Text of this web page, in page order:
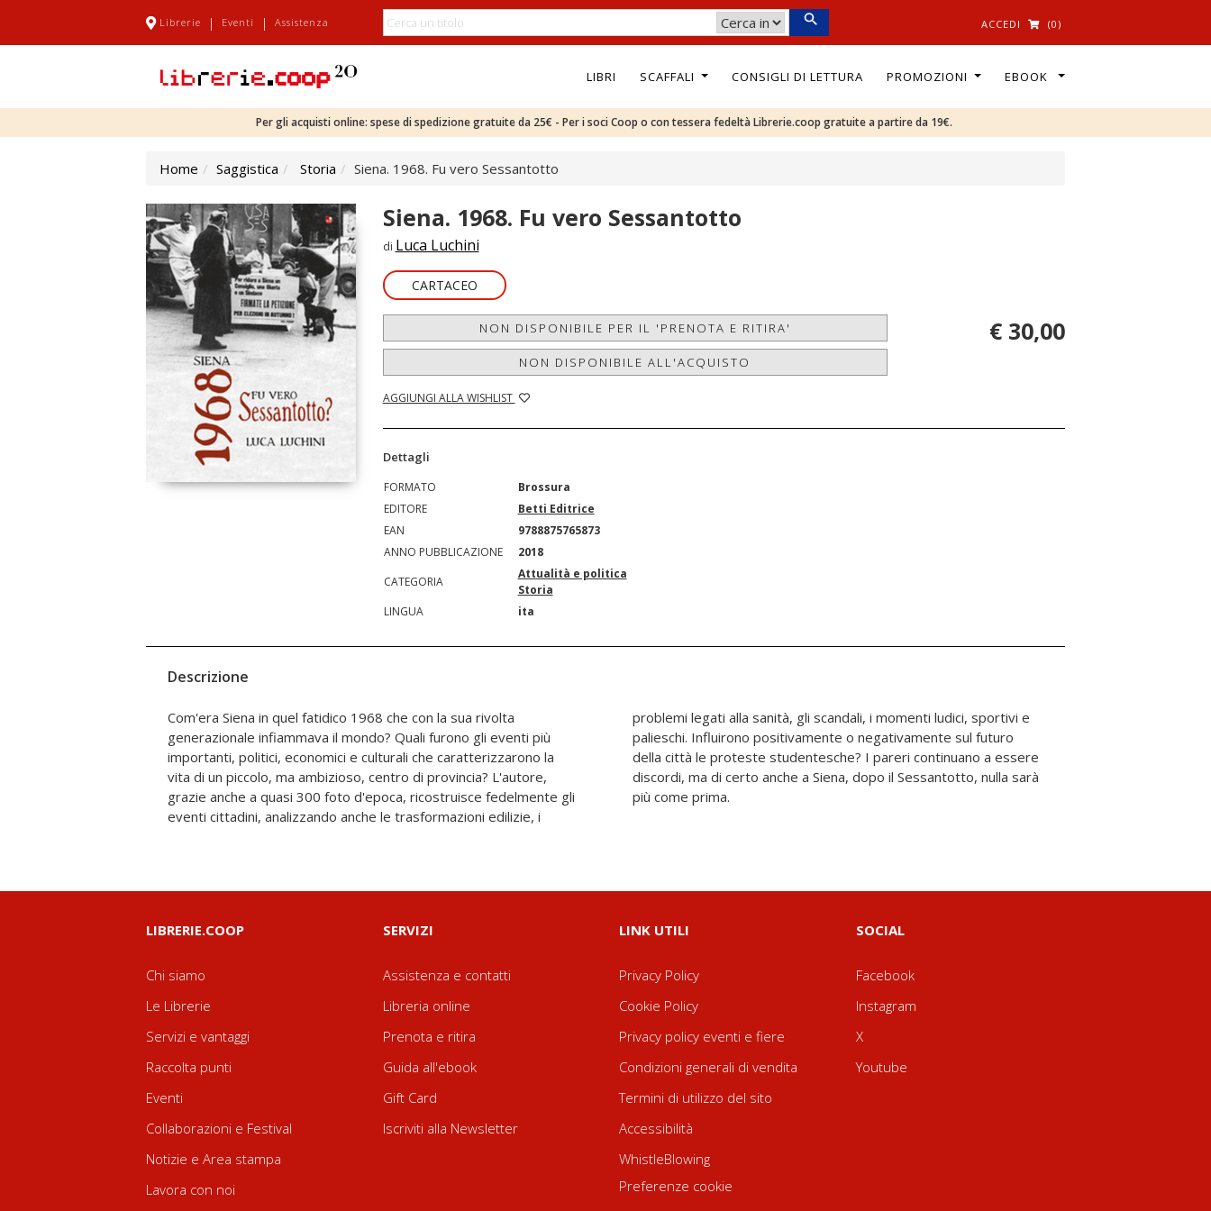
Librerie | Eventi | Assistenza ACCEDI (0)
LIBRI SCAFFALI CONSIGLI DI LETTURA PROMOZIONI EBOOK
Per gli acquisti online: spese di spedizione gratuite da 25€ - Per i soci Coop o con tessera fedeltà Librerie.coop gratuite a partire da 19€.
Home Saggistica Storia Siena. 1968. Fu vero Sessantotto
Siena. 1968. Fu vero Sessantotto
di Luca Luchini
CARTACEO
NON DISPONIBILE PER IL 'PRENOTA E RITIRA'
NON DISPONIBILE ALL'ACQUISTO
AGGIUNGI ALLA WISHLIST
€ 30,00
Dettagli
FORMATO
Brossura
EDITORE
Betti Editrice
EAN
9788875765873
ANNO PUBBLICAZIONE
2018
CATEGORIA
Attualità e politica
Storia
LINGUA
ita
Descrizione
Com'era Siena in quel fatidico 1968 che con la sua rivolta
generazionale infiammava il mondo? Quali furono gli eventi più
importanti, politici, economici e culturali che caratterizzarono la
vita di un piccolo, ma ambizioso, centro di provincia? L'autore,
grazie anche a quasi 300 foto d'epoca, ricostruisce fedelmente gli
eventi cittadini, analizzando anche le trasformazioni edilizie, i
problemi legati alla sanità, gli scandali, i momenti ludici, sportivi e
palieschi. Influirono positivamente o negativamente sul futuro
della città le proteste studentesche? I pareri continuano a essere
discordi, ma di certo anche a Siena, dopo il Sessantotto, nulla sarà
più come prima.
LIBRERIE.COOP
Chi siamo
Le Librerie
Servizi e vantaggi
Raccolta punti
Eventi
Collaborazioni e Festival
Notizie e Area stampa
Lavora con noi
SERVIZI
Assistenza e contatti
Libreria online
Prenota e ritira
Guida all'ebook
Gift Card
Iscriviti alla Newsletter
LINK UTILI
Privacy Policy
Cookie Policy
Privacy policy eventi e fiere
Condizioni generali di vendita
Termini di utilizzo del sito
Accessibilità
WhistleBlowing
Preferenze cookie
SOCIAL
Facebook
Instagram
X
Youtube